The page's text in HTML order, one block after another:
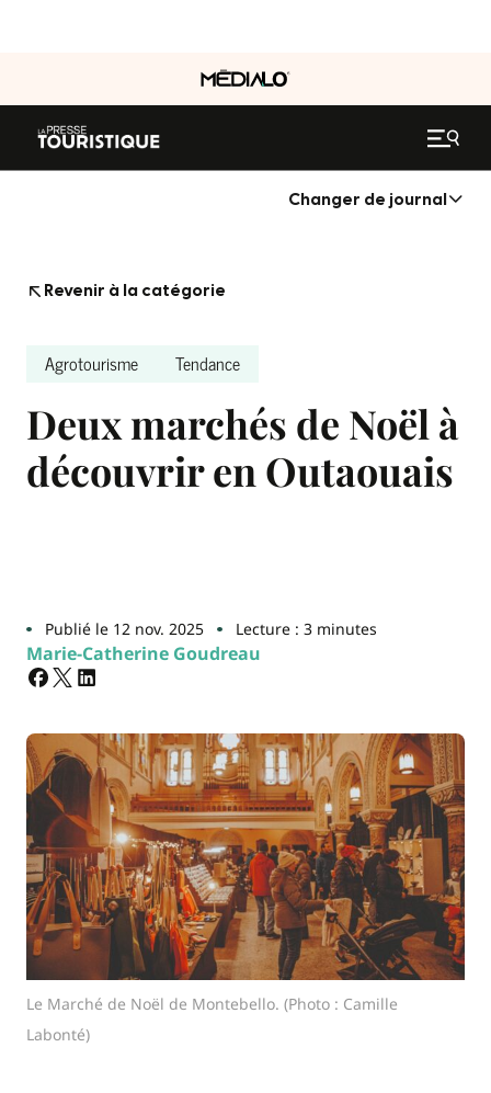
Changer de journal
Revenir à la catégorie
Agrotourisme Tendance
Deux marchés de Noël à
découvrir en Outaouais
Publié le 12 nov. 2025 Lecture : 3 minutes
Marie-Catherine Goudreau
Le Marché de Noël de Montebello. (Photo : Camille
Labonté)